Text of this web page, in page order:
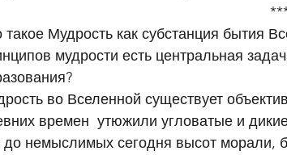
такое Мудрость как субстанция бытия
мудрости есть центральная
во Вселенной существует
времен  утюжили угловатые и
до немыслимых сегодня высот морали,